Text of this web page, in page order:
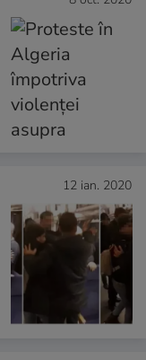
12 ian. 2020